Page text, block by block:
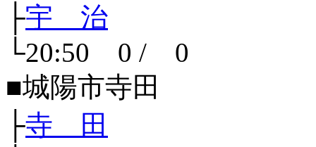
├宇 治
└20:50 0 / 0
■城陽市寺田
├寺 田